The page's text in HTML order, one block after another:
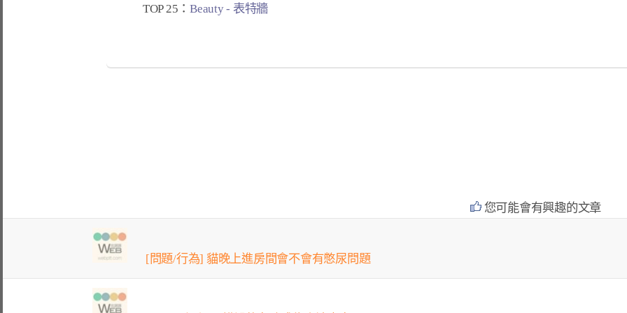
TOP 25：Beauty - 表特牆
您可能會有興趣的文章
[問題/行為] 貓晚上進房間會不會有憋尿問題